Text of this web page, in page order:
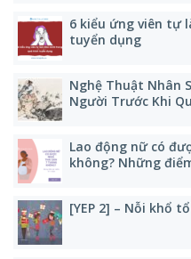
6 kiểu ứng viên tự
tuyển dụng
Nghệ Thuật Nhân
Người Trước Khi
Lao động nữ có
không? Những
[YEP 2] – Nỗi khổ